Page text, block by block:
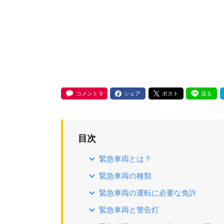
コメント 0 シェア ポスト 送る
目次
緊急車両とは？
緊急車両の種類
緊急車両の運転に必要な免許
緊急車両と警告灯